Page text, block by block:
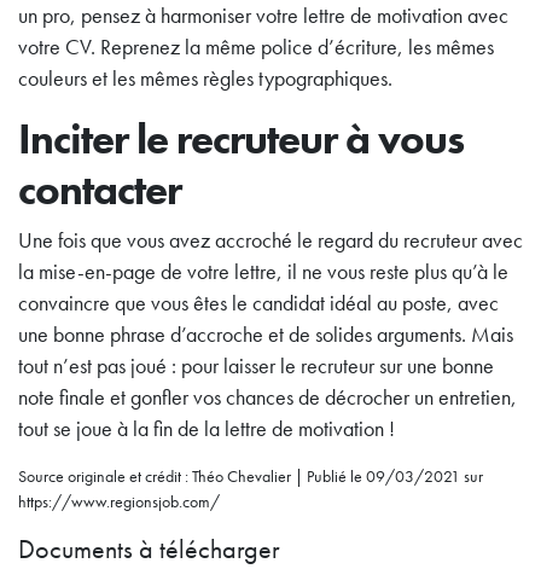
un pro, pensez à harmoniser votre lettre de motivation avec
votre CV. Reprenez la même police d’écriture, les mêmes
couleurs et les mêmes règles typographiques.
Inciter le recruteur à vous
contacter
Une fois que vous avez accroché le regard du recruteur avec
la mise-en-page de votre lettre, il ne vous reste plus qu’à le
convaincre que vous êtes le candidat idéal au poste, avec
une bonne phrase d’accroche et de solides arguments. Mais
tout n’est pas joué : pour laisser le recruteur sur une bonne
note finale et gonfler vos chances de décrocher un entretien,
tout se joue à la fin de la lettre de motivation !
Source originale et crédit : Théo Chevalier | Publié le 09/03/2021 sur
https://www.regionsjob.com/
Documents à télécharger